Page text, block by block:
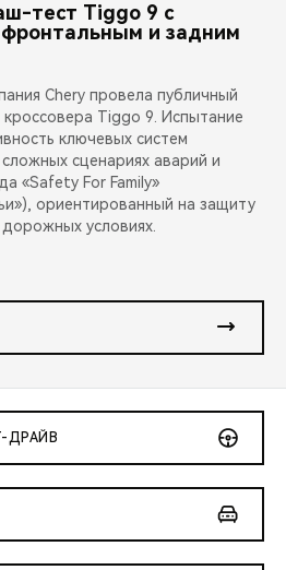
тест Tiggo 9 с
и задним
Chery провела публичный
Tiggo 9. Испытание
ключевых систем
сценариях аварий и
«Safety For Family»
ориентированный на защиту
условиях.
ДРАЙВ